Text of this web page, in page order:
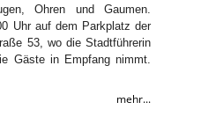
Ohren und Gaumen.
Uhr auf dem Parkplatz der
53, wo die Stadtführerin
Gäste in Empfang nimmt.
mehr...